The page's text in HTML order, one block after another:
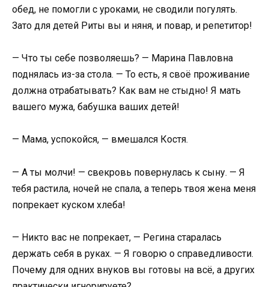
обед, не помогли с уроками, не сводили погулять.
Зато для детей Риты вы и няня, и повар, и репетитор!
— Что ты себе позволяешь? — Марина Павловна
поднялась из-за стола. — То есть, я своё проживание
должна отрабатывать? Как вам не стыдно! Я мать
вашего мужа, бабушка ваших детей!
— Мама, успокойся, — вмешался Костя.
— А ты молчи! — свекровь повернулась к сыну. — Я
тебя растила, ночей не спала, а теперь твоя жена меня
попрекает куском хлеба!
— Никто вас не попрекает, — Регина старалась
держать себя в руках. — Я говорю о справедливости.
Почему для одних внуков вы готовы на всё, а других